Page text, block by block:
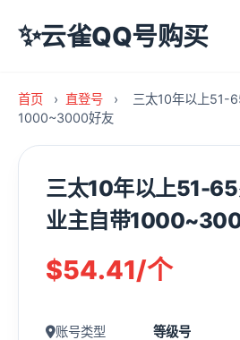
✨云雀QQ号购买
首页 › 直登号 ›
三太10年以上51-
1000~3000好友
三太10年以上51-
业主自带
$54.41/个
账号类型 等级号